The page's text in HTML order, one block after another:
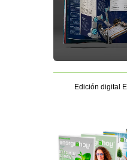
Edición digital